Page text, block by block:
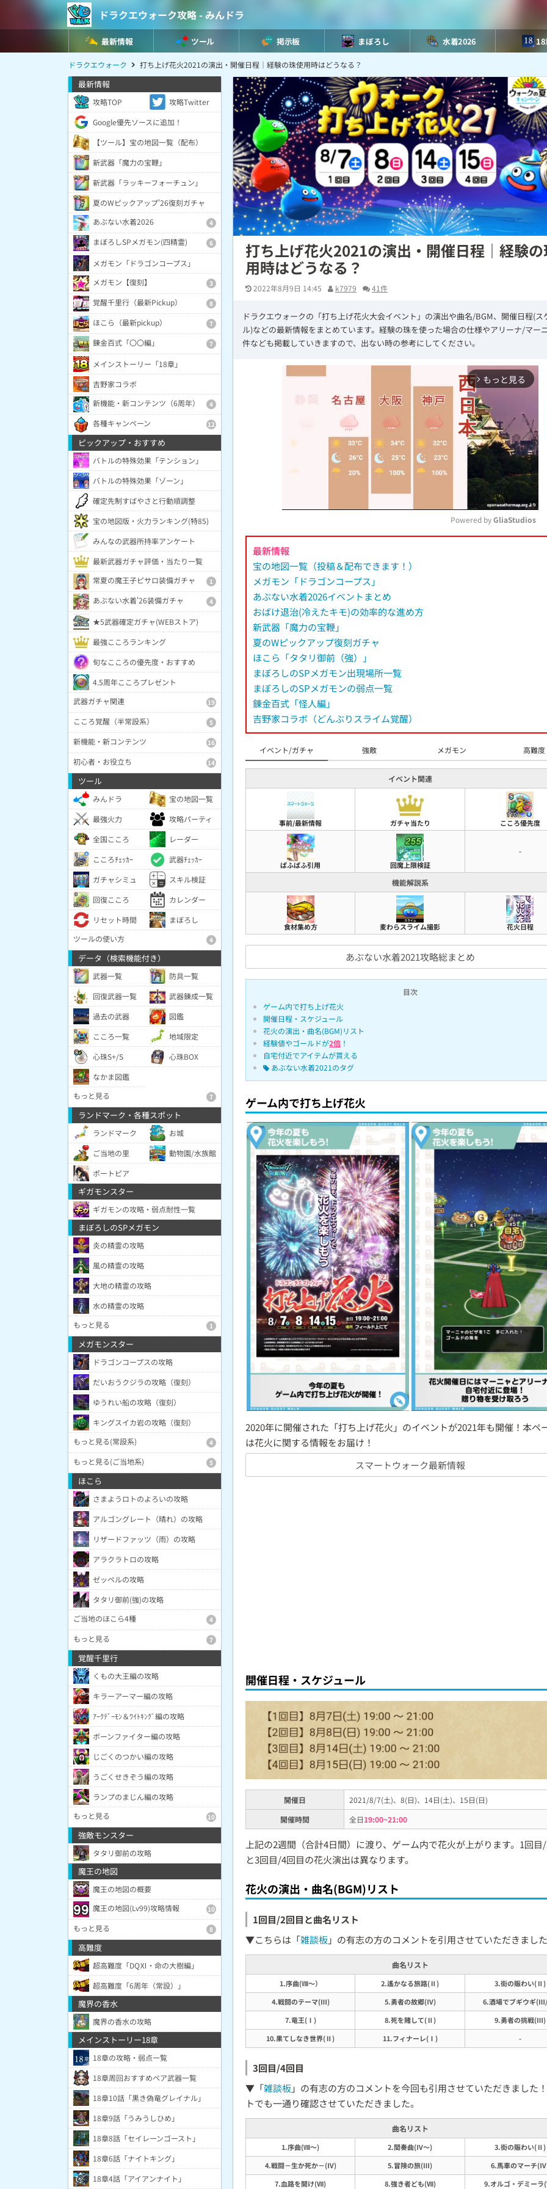
ドラクエウォーク攻略 - みんドラ
最新情報 ツール 掲示板 まぼろし 水着2026 18
ドラクエウォーク 打ち上げ花火2021の演出・開催日程｜経験の珠使用時はどうなる？
打ち上げ花火2021の演出・開催日程｜経験
用時はどうなる？
2022年8月9日 14:45 k7979 41件
ドラクエウォークの「打ち上げ花火大会イベント」の演出や曲名/BGM、開催日程(ス
ル)などの最新情報をまとめています。経験の珠を使った場合の仕様やアリーナ/マー
件なども掲載していきますので、出ない時の参考にしてください。
arrow_forward_ios もっと見る
Powered by GliaStudios
最新情報
宝の地図一覧（投稿＆配布できます！）
メガモン「ドラゴンコープス」
あぶない水着2026イベントまとめ
おばけ退治(冷えたキモ)の効率的な進め方
新武器「魔力の宝鞭」
夏のWピックアップ復刻ガチャ
ほこら「タタリ御前（強）」
まぼろしのSPメガモン出現場所一覧
まぼろしのSPメガモンの弱点一覧
錬金百式「怪人編」
吉野家コラボ（どんぶりスライム覚醒）
イベント/ガチャ 強敵 メガモン 高難度
イベント関連
事前/最新情報 ガチャ当たり こころ優先度
ぱふぱふ引用 回魔上限検証
-
機能解説系
食材集め方 麦わらスライム撮影 花火日程
あぶない水着2021攻略総まとめ
目次
ゲーム内で打ち上げ花火
開催日程・スケジュール
花火の演出・曲名(BGM)リスト
経験値やゴールドが2倍 ！
自宅付近でアイテムが貰える
あぶない水着2021のタグ
ゲーム内で打ち上げ花火
2020年に開催された「打ち上げ花火」のイベントが2021年も開催！本ペ
は花火に関する情報をお届け！
スマートウォーク最新情報
開催日程・スケジュール
開催日
2021/8/7(土)、8(日)、14日(土)、15日(日)
開催時間
全日19:00~21:00
上記の2週間（合計4日間）に渡り、ゲーム内で花火が上がります。1回目
と3回目/4回目の花火演出は異なります。
花火の演出・曲名(BGM)リスト
1回目/2回目と曲名リスト
▼こちらは「雑談板」の有志の方のコメントを引用させていただきまし
曲名リスト
1.序曲(Ⅷ～） 2.遙かなる旅路(Ⅱ)
3.街の賑わい(Ⅱ)
4.戦闘のテーマ(Ⅲ)
5.勇者の故郷(Ⅳ)
6.酒場でブギウギ
7.竜王(Ⅰ)
8.死を賭して(Ⅱ)
9.勇者の挑戦(Ⅲ)
10.果てしなき世界(Ⅱ)
11.フィナーレ(Ⅰ) -
3回目/4回目
▼「雑談板」の有志の方のコメントを今回も引用させていただきました
トでも一通り確認させていただきました。
曲名リスト
1.序曲(Ⅷ～) 2.間奏曲(Ⅳ～)
3.街の賑わい(Ⅱ)
4.戦闘－生か死か－(Ⅳ)
5.冒険の旅(Ⅲ)
6.馬車のマーチ
7.血路を開け(Ⅶ)
8.強き者ども(Ⅶ) 9.オルゴ・デミー
最新情報
攻略TOP
攻略Twitter
Google優先ソースに追加！
【ツール】宝の地図一覧（配布）
新武器「魔力の宝鞭」
新武器「ラッキーフォーチュン」
夏のWピックアップ'26復刻ガチャ
あぶない水着2026
4
まぼろしSPメガモン(四精霊) 6
メガモン「ドラゴンコープス」
メガモン【復刻】
3
覚醒千里行（最新Pickup） 8
ほこら（最新pickup） 7
錬金百式「〇〇編」 7
メインストーリー「18章」
吉野家コラボ
新機能・新コンテンツ（6周年）
4
各種キャンペーン 12
ピックアップ・おすすめ
バトルの特殊効果「テンション」
バトルの特殊効果「ゾーン」
確定先制すばやさと行動順調整
宝の地図版・火力ランキング(特85)
みんなの武器所持率アンケート
最新武器ガチャ評価・当たり一覧
常夏の魔王子ピサロ装備ガチャ
1
あぶない水着'26装備ガチャ 4
★5武器確定ガチャ(WEBストア)
最強こころランキング
旬なこころの優先度・おすすめ
4.5周年こころプレゼント
武器ガチャ関連
19
こころ覚醒（半常設系） 5
新機能・新コンテンツ 16
初心者・お役立ち 14
ツール
みんドラ
宝の地図一覧
最強火力
攻略パーティ
全国こころ
レーダー
こころﾁｪｯｶｰ
武器ﾁｪｯｶｰ
ガチャシミュ
スキル検証
回復こころ
カレンダー
リセット時間
まぼろし
ツールの使い方
4
データ（検索機能付き）
武器一覧
防具一覧
回復武器一覧
武器錬成一覧
過去の武器
図鑑
こころ一覧
地域限定
心珠S+/S
心珠BOX
なかま図鑑
もっと見る
7
ランドマーク・各種スポット
ランドマーク
お城
ご当地の里
動物園/水族館
ポートピア
ギガモンスター
ギガモンの攻略・弱点耐性一覧
まぼろしのSPメガモン
炎の精霊の攻略
風の精霊の攻略
大地の精霊の攻略
水の精霊の攻略
もっと見る
1
メガモンスター
ドラゴンコープスの攻略
だいおうクジラの攻略（復刻）
ゆうれい船の攻略（復刻）
キングスイカ岩の攻略（復刻）
もっと見る(常設系)
4
もっと見る(ご当地系) 5
ほこら
さまようロトのよろいの攻略
アルゴングレート（晴れ）の攻略
リザードファッツ（雨）の攻略
アラクラトロの攻略
ゼッペルの攻略
タタリ御前(強)の攻略
ご当地のほこら4種
4
もっと見る 7
覚醒千里行
くもの大王編の攻略
キラーアーマー編の攻略
ｱｰｸﾃﾞｰﾓﾝ＆ﾜｲﾄｷﾝｸﾞ編の攻略
ボーンファイター編の攻略
じごくのつかい編の攻略
うごくせきぞう編の攻略
ランプのまじん編の攻略
もっと見る
10
強敵モンスター
タタリ御前の攻略
魔王の地図
魔王の地図の概要
魔王の地図(Lv99)攻略情報
10
もっと見る 8
高難度
超高難度「DQⅪ・命の大樹編」
超高難度「6周年（常設）」
魔界の香水
魔界の香水の攻略
メインストーリー18章
18章の攻略・弱点一覧
18章周回おすすめペア武器一覧
18章10話「黒き偽竜グレイナル」
18章9話「うみうしひめ」
18章8話「セイレーンゴースト」
18章6話「ナイトキング」
18章4話「アイアンナイト」